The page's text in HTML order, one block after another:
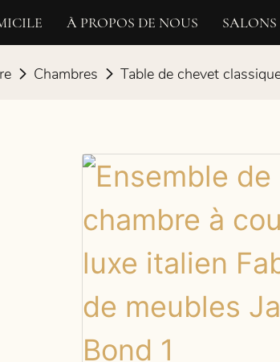
À PROPOS DE NOUS SALONS
Chambres Table de chevet